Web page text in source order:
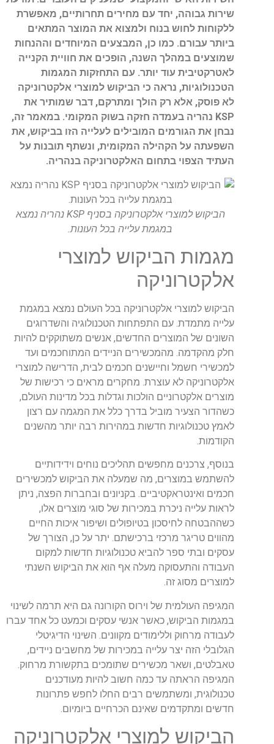
שירות גבוהה, יחד עם מחירים תחרותיים, מאפשרת
ללקוחות לחוש בנוח ולמצוא את המוצר המתאים
ביותר עבורם. כמו כן, המבצעים המיוחדים וההנחות
שמוצעים במהלך השנה, הופכים את חוויית הקנייה
לאטרקטיבית עוד יותר. עם התחזקות המגמות
הטכנולוגיות, נראה כי הביקוש למוצרי אלקטרוניקה
לא פוסק, אלא רק הולך ומתרקם, דבר שמותיר את
KSP נהריה בעמדה חזקה בשוק המקומי. במאמר זה,
נבחן את הגורמים המובילים לעלייה הזו בביקוש, את
השפעתה על הקהילה המקומית, ונשתף תובנות על
העתיד הצפוי בתחום האלקטרוניקה בנהריה.
הביקוש למוצרי אלקטרוניקה בסניף KSP נהריה נמצא
במגמת עלייה בכל העונות.
מגמות הביקוש למוצרי
אלקטרוניקה
הביקוש למוצרי אלקטרוניקה בכל העולם נמצא במגמת
עלייה מתמדת. עם התפתחות הטכנולוגיה והשדרוגים
השונים של המוצרים החדשים, אנשים משתוקקים להיות
חלק מהקדמה. מהמכשירים הניידים המתוחכמים ועד
למכשירי חשמל וחיישנים חכמים לבית, הדרישה למוצרי
אלקטרוניקה לא עוצרת. מחקרים מראים כי רכישות של
מוצרים אלקטרוניים הולכות וגדלות בכל מדינות העולם,
כשהדור הצעיר מוביל בדרך כלל את המגמה עם רצון
לאמץ טכנולוגיות חדשות במהירות רבה יותר מהשנים
הקודמות.
בנוסף, צרכנים מחפשים תהליכים נוחים וידידותיים
להשתמש במוצרים, מה שמעלה את הביקוש למכשירים
חכמים ואינטראקטיביים. בקניונים ובחברות הפצה, ניתן
לראות עלייה ניכרת במכירות של סוגי מוצרים אלו,
כשההבטחה לחיסכון בטיופולים ושיפור איכות החיים
מהווים טריגר מרכזי ברכישתם. יתר על כן, הצורך של
עסקים ובתי ספר להביא טכנולוגיות חדשות למקום
העבודה והתעסוקה מעלה אף הוא את הביקוש השנתי
למוצרים מסוג זה.
המגיפה העולמית של וירוס הקורונה גם היא תרמה לשינוי
במגמות הביקוש, כאשר אנשי עסקים וכמעט כל אחד עברו
לעבודה מרחוק וללימודים מקוונים. השינוי הדיגיטלי
הגלובלי הזה יצר עלייה במכירות של מחשבים ניידים,
טאבלטים, ושאר מכשירים שתומכים בתקשורת מרחוק.
המגיפה הראתה עד כמה חשוב להיות מעודכנים
טכנולוגית, ומשתמשים רבים החלו לחפש פתרונות
חדשים ומתקדמים שאינם הכרחיים ביומיום.
הביקוש למוצרי אלקטרוניקה